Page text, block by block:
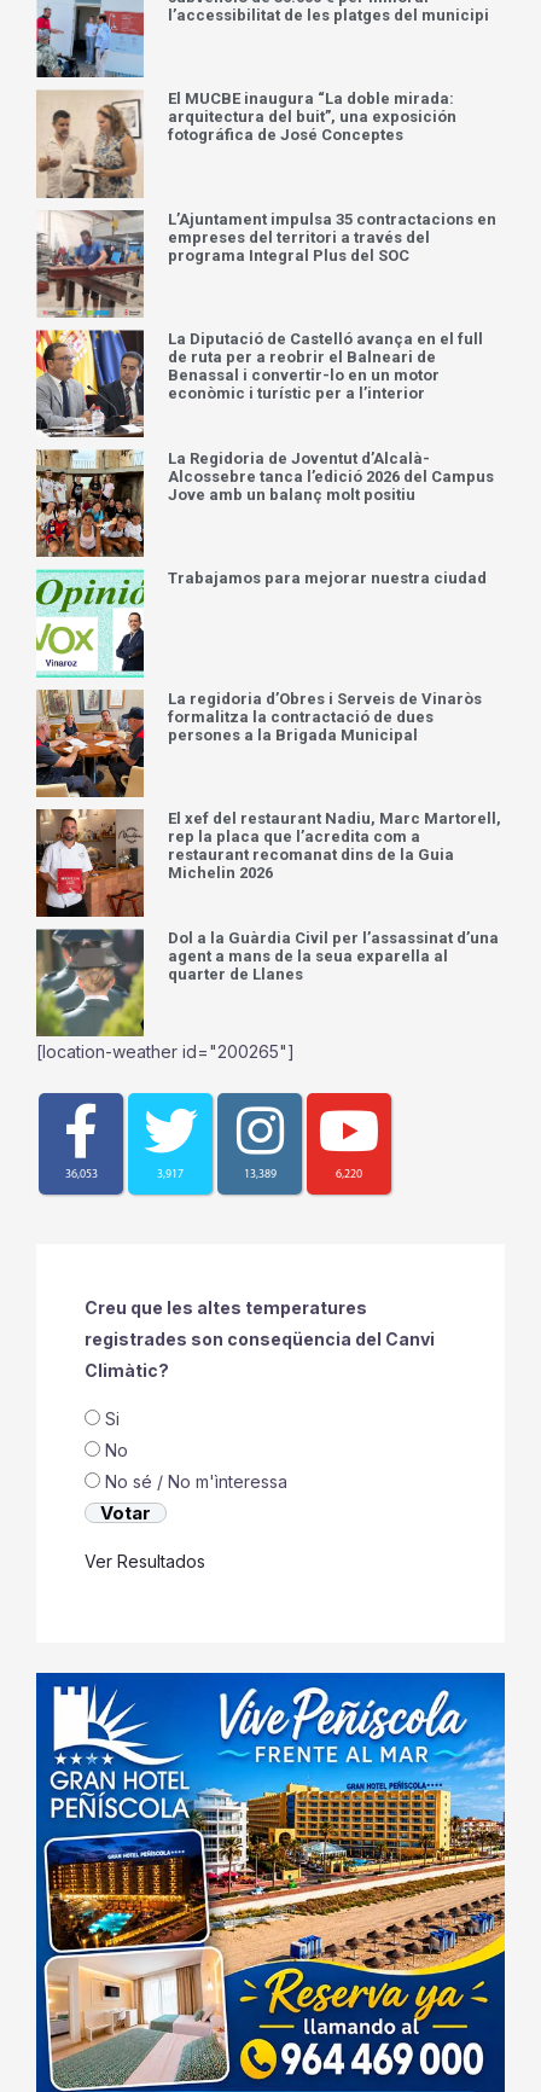
l’accessibilitat de les platges del municipi
El MUCBE inaugura “La doble mirada:
arquitectura del buit”, una exposición
fotográfica de José Conceptes
L’Ajuntament impulsa 35 contractacions en
empreses del territori a través del
programa Integral Plus del SOC
La Diputació de Castelló avança en el full
de ruta per a reobrir el Balneari de
Benassal i convertir-lo en un motor
econòmic i turístic per a l’interior
La Regidoria de Joventut d’Alcalà-
Alcossebre tanca l’edició 2026 del Campus
Jove amb un balanç molt positiu
Trabajamos para mejorar nuestra ciudad
La regidoria d’Obres i Serveis de Vinaròs
formalitza la contractació de dues
persones a la Brigada Municipal
El xef del restaurant Nadiu, Marc Martorell,
rep la placa que l’acredita com a
restaurant recomanat dins de la Guia
Michelin 2026
Dol a la Guàrdia Civil per l’assassinat d’una
agent a mans de la seua exparella al
quarter de Llanes
[location-weather id="200265"]
36,053 3,917 13,389 6,220
Creu que les altes temperatures
registrades son conseqüencia del Canvi
Climàtic?
Si
No
No sé / No m'ìnteressa
Ver Resultados